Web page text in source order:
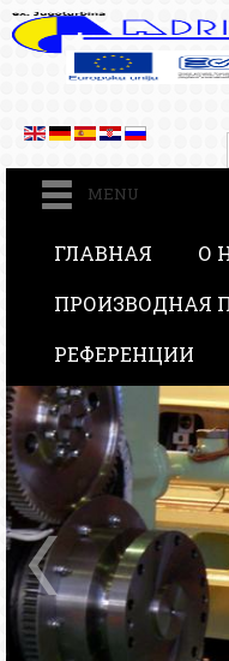
MENU
ГЛАВНАЯ
О
ПРОИЗВОДНАЯ
РЕФЕРЕНЦИИ